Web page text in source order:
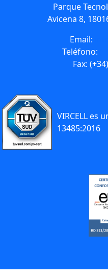
Parque
Avicena 8,
Email:
Teléfono:
Fax:
VIRCELL es
13485:2016